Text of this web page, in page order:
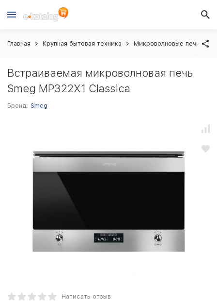
Главная Крупная бытовая техника Микроволновые печи
Встраиваемая микроволновая печь
Smeg MP322X1 Classica
Бренд: Smeg
Написать отзыв